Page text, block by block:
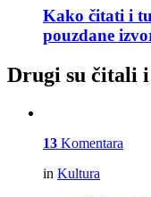
Kako čitati i
pouzdane
Drugi su čitali i
13 Komentara
in Kultura